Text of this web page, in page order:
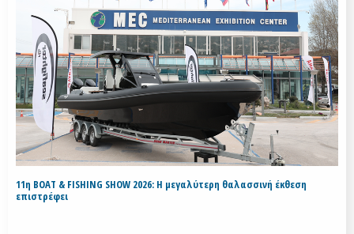
11η BOAT & FISHING SHOW 2026: Η μεγαλύτερη θαλασσινή έκθεση
επιστρέφει